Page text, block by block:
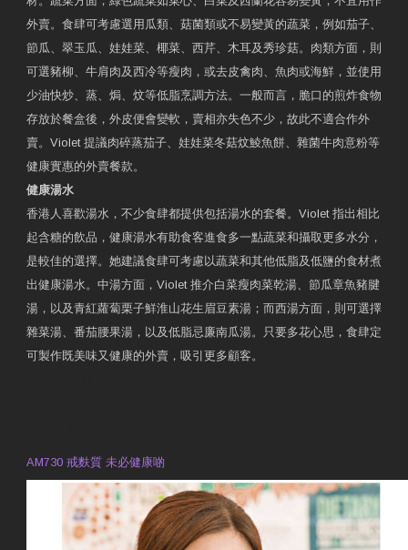
外賣。食肆可考慮選用瓜類、菇菌類或不易變黃的蔬菜，例如茄子、
節瓜、翠玉瓜、娃娃菜、椰菜、西芹、木耳及秀珍菇。肉類方面，則
可選豬柳、牛肩肉及西冷等瘦肉，或去皮禽肉、魚肉或海鮮，並使用
少油快炒、蒸、焗、炆等低脂烹調方法。一般而言，脆口的煎炸食物
存放於餐盒後，外皮便會變軟，賣相亦失色不少，故此不適合作外
賣。Violet 提議肉碎蒸茄子、娃娃菜冬菇炆鯪魚餅、雜菌牛肉意粉等
健康實惠的外賣餐款。
健康湯水
香港人喜歡湯水，不少食肆都提供包括湯水的套餐。Violet 指出相比
起含糖的飲品，健康湯水有助食客進食多一點蔬菜和攝取更多水分，
是較佳的選擇。她建議食肆可考慮以蔬菜和其他低脂及低鹽的食材煮
出健康湯水。中湯方面，Violet 推介白菜瘦肉菜乾湯、節瓜章魚豬腱
湯，以及青紅蘿蔔栗子鮮淮山花生眉豆素湯；而西湯方面，則可選擇
雜菜湯、番茄腰果湯，以及低脂忌廉南瓜湯。只要多花心思，食肆定
可製作既美味又健康的外賣，吸引更多顧客。
AM730 戒麩質 未必健康啲